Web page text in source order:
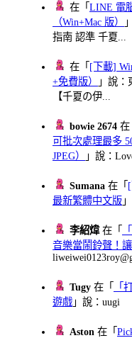
在「LINE 電
（Win+Mac 版）
指南 認準 千夏...
在「 [下載]
+免費版）
」說
【千夏の伊...
bowie 2674 在
可批次處理最多
JPEG）
」說：
Sumana 在「
最新繁體中文版
李紹煒在「
音樂當鬧鈴聲！
Tugy 在「
「
遊戲 」說：uugi
Aston 在「